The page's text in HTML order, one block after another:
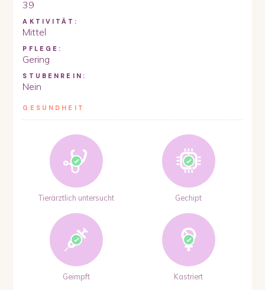
39
AKTIVITÄT:
Mittel
PFLEGE:
Gering
STUBENREIN:
Nein
GESUNDHEIT
Tierärztlich untersucht Gechipt
Geimpft Kastriert